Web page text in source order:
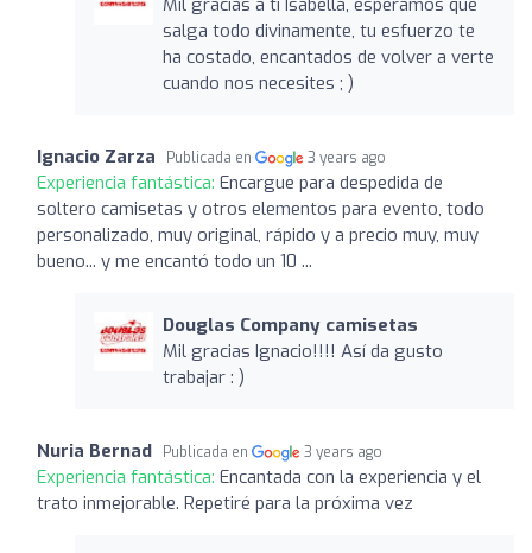
salga todo divinamente, tu esfuerzo te
ha costado, encantados de volver a verte
cuando nos necesites ; )
Ignacio Zarza Publicada en 3 years ago
Experiencia fantástica: Encargue para despedida de
soltero camisetas y otros elementos para evento, todo
personalizado, muy original, rápido y a precio muy, muy
bueno... y me encantó todo un 10 ...
Douglas Company camisetas
Mil gracias Ignacio!!!! Así da gusto
trabajar : )
Nuria Bernad Publicada en 3 years ago
Experiencia fantástica: Encantada con la experiencia y el
trato inmejorable. Repetiré para la próxima vez